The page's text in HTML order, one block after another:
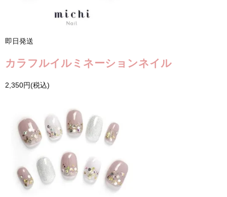
即日発送
カラフルイルミネーションネイル
2,350円(税込)